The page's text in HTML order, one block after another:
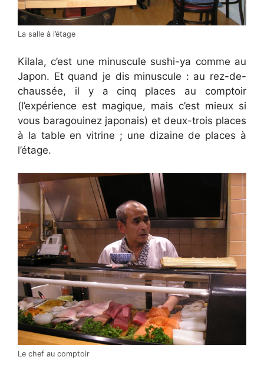
La salle à l’étage
Kilala, c’est une minuscule sushi-ya comme au
Japon. Et quand je dis minuscule : au rez-de-
chaussée, il y a cinq places au comptoir
(l’expérience est magique, mais c’est mieux si
vous baragouinez japonais) et deux-trois places
à la table en vitrine ; une dizaine de places à
l’étage.
Le chef au comptoir